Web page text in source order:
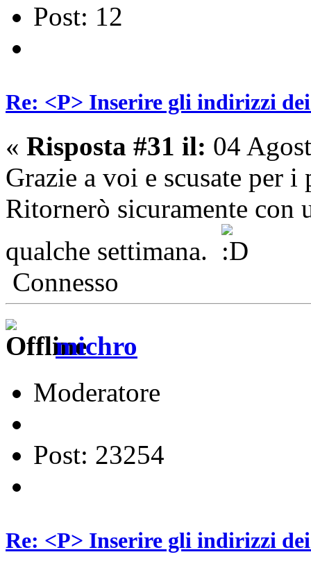
Post: 12
Re: <P> Inserire gli indirizzi
« Risposta #31 il: 04
Grazie a voi e scusate per
Ritornerò sicuramente con
qualche settimana.
Connesso
michro
Moderatore
Post: 23254
Re: <P> Inserire gli indirizzi